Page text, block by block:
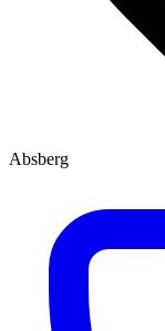
Absberg